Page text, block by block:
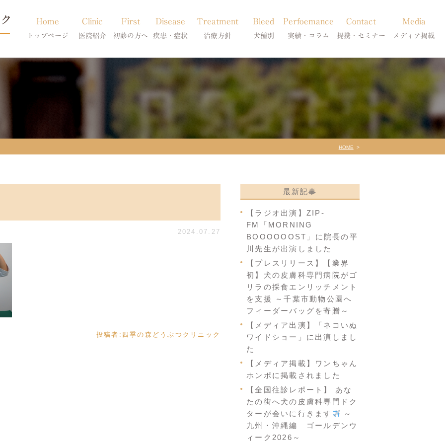
Home
トップページ
Clinic
医院紹介
当院のご紹介
First
初診の方へ
Disease
疾患・症状
アトピー・アレルギー
膿皮症・脂漏症
脱毛症・アロペシアX
Treatment
治療方針
皮膚科特別診療
スキンケア療法
Bleed
犬種別
柴犬の皮膚病
シーズーの皮膚病
フレンチブルドッグの皮膚病
Perfoemance
実績・コラム
犬種別
症状別
Contact
提携・セミナー
診療提携・セミナー開催
Media
メディア掲載
メディア掲載
HOME
2024.07.27
投稿者: 四季の森どうぶつクリニック
最新記事
【ラジオ出演】ZIP-
FM「MORNING
BOOOOOOST」に院長の平
川先生が出演しました
【プレスリリース】【業界
初】犬の皮膚科専門病院がゴ
リラの採食エンリッチメント
を支援 ～千葉市動物公園へ
フィーダーバッグを寄贈～
【メディア出演】「ネコいぬ
ワイドショー」に出演しまし
た
【メディア掲載】ワンちゃん
ホンポに掲載されました
【全国往診レポート】 あな
たの街へ犬の皮膚科専門ドク
ターが会いに行きます
～
九州・沖縄編 ゴールデンウ
ィーク2026～